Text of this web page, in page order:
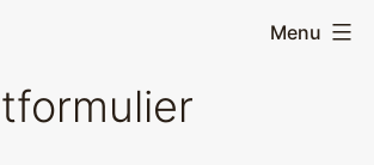
Menu